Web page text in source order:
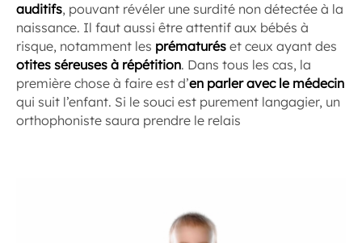
auditifs, pouvant révéler une surdité non détectée à la
naissance. Il faut aussi être attentif aux bébés à
risque, notamment les prématurés et ceux ayant des
otites séreuses à répétition. Dans tous les cas, la
première chose à faire est d’en parler avec le médecin
qui suit l’enfant. Si le souci est purement langagier, un
orthophoniste saura prendre le relais